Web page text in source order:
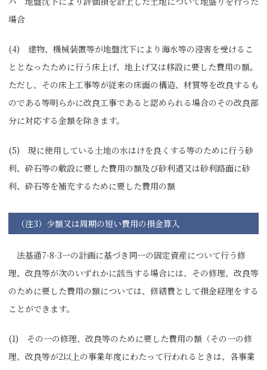
場合
(4) 建物、機械装置等が地盤沈下により海水等の浸害を受けるこ
ととなったために行う床上げ、地上げ又は移設に要した費用の額。
ただし、その床上工事等が従来の床面の構造、材質等を改良するも
のである等明らかに改良工事であると認められる場合のその改良部
分に対応する金額を除きます。
(5) 現に使用している土地の水はけを良くする等のために行う砂
利、砕石等の敷設に要した費用の額及び砂利道又は砂利路面に砂
利、砕石等を補充するために要した費用の額
（注3）少額又は周期の短い費用の損金算入
法基通7-8-3一の計画に基づき同一の固定資産について行う修
理、改良等が次のいずれかに該当する場合には、その修理、改良等
のために要した費用の額については、修繕費として損金経理をする
ことができます。
(1) その一の修理、改良等のために要した費用の額（その一の修
理、改良等が2以上の事業年度にわたって行われるときは、各事業